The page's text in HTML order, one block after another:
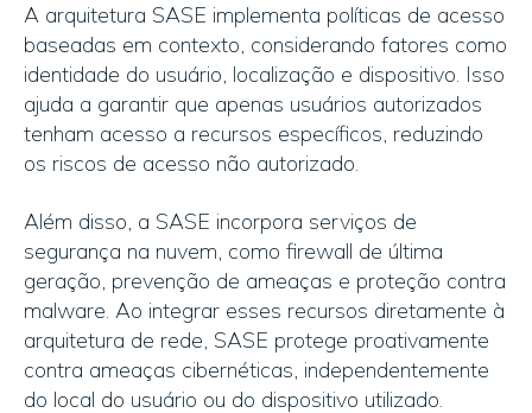
A arquitetura SASE implementa políticas de acesso
baseadas em contexto, considerando fatores como
identidade do usuário, localização e dispositivo. Isso
ajuda a garantir que apenas usuários autorizados
tenham acesso a recursos específicos, reduzindo
os riscos de acesso não autorizado.
Além disso, a SASE incorpora serviços de
segurança na nuvem, como firewall de última
geração, prevenção de ameaças e proteção contra
malware. Ao integrar esses recursos diretamente à
arquitetura de rede, SASE protege proativamente
contra ameaças cibernéticas, independentemente
do local do usuário ou do dispositivo utilizado.